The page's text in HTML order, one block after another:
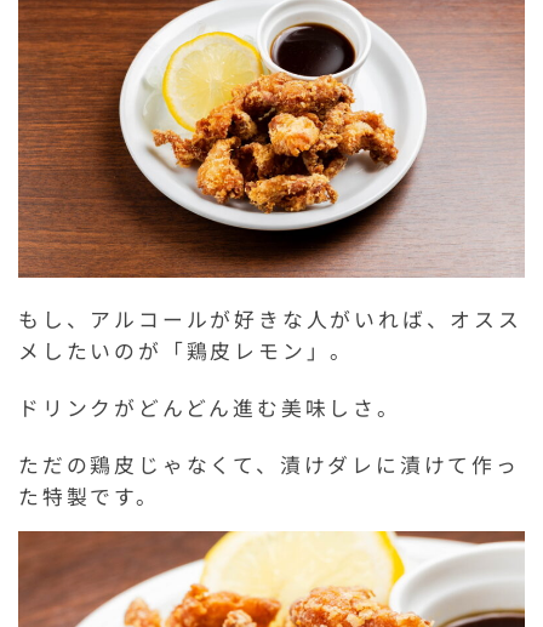
もし、アルコールが好きな人がいれば、オスス
メしたいのが「鶏皮レモン」。
ドリンクがどんどん進む美味しさ。
ただの鶏皮じゃなくて、漬けダレに漬けて作っ
た特製です。